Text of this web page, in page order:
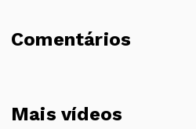
Mais vídeos
Comentários